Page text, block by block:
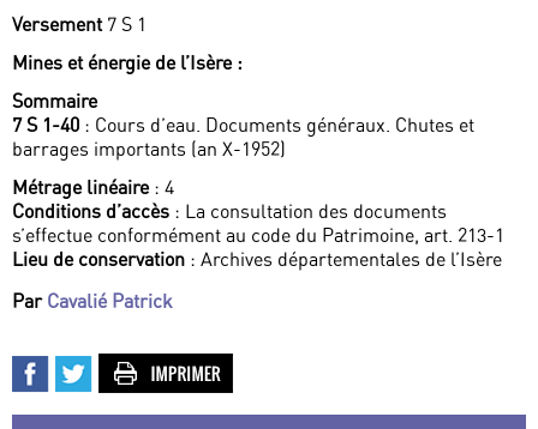
Versement 7 S 1
Mines et énergie de l’Isère :
Sommaire
7 S 1-40 : Cours d’eau. Documents généraux. Chutes et
barrages importants (an X-1952)
Métrage linéaire: 4
Conditions d’accès : La consultation des documents
s’effectue conformément au code du Patrimoine, art. 213-1
Lieu de conservation : Archives départementales de l’Isère
Par Cavalié Patrick